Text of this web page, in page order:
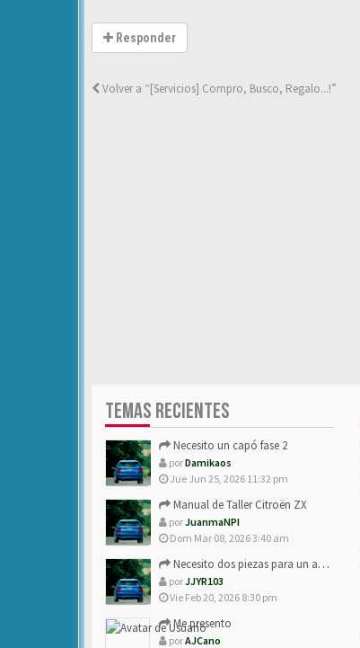
Responder
Volver a “[Servicios] Compro, Busco, Regalo...!”
TEMAS RECIENTES
Necesito un capó fase 2
porDamikaos
Jue Jun 25, 2026 11:32 pm
Manual de Taller Citroën ZX
porJuanmaNPI
Dom Mar 08, 2026 3:40 am
Necesito dos piezas para un amigo con ZX.
porJJYR103
Vie Feb 20, 2026 8:30 pm
Me presento
porAJCano